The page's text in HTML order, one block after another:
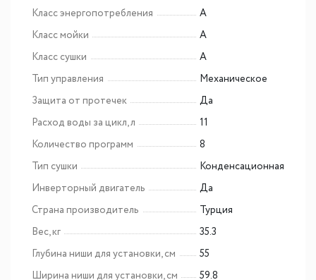
Класс энергопотребления
A
Класс мойки
A
Класс сушки
A
Тип управления
Механическое
Защита от протечек
Да
Расход воды за цикл, л
11
Количество программ
8
Тип сушки
Конденсационная
Инверторный двигатель
Да
Страна производитель
Турция
Вес, кг
35.3
Глубина ниши для установки, см
55
Ширина ниши для установки, см
59.8